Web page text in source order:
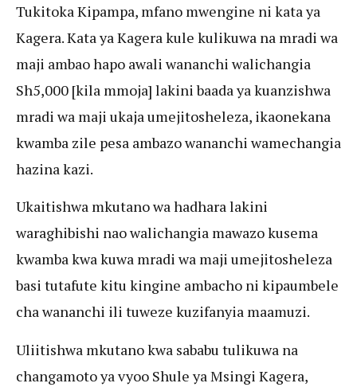
Tukitoka Kipampa, mfano mwengine ni kata ya
Kagera. Kata ya Kagera kule kulikuwa na mradi wa
maji ambao hapo awali wananchi walichangia
Sh5,000 [kila mmoja] lakini baada ya kuanzishwa
mradi wa maji ukaja umejitosheleza, ikaonekana
kwamba zile pesa ambazo wananchi wamechangia
hazina kazi.
Ukaitishwa mkutano wa hadhara lakini
waraghibishi nao walichangia mawazo kusema
kwamba kwa kuwa mradi wa maji umejitosheleza
basi tutafute kitu kingine ambacho ni kipaumbele
cha wananchi ili tuweze kuzifanyia maamuzi.
Uliitishwa mkutano kwa sababu tulikuwa na
changamoto ya vyoo Shule ya Msingi Kagera,